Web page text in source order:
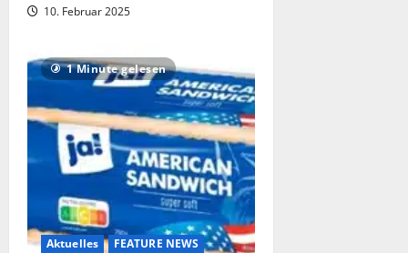
10. Februar 2025
1 Minute gelesen
Aktuelles
FEATURE NEWS